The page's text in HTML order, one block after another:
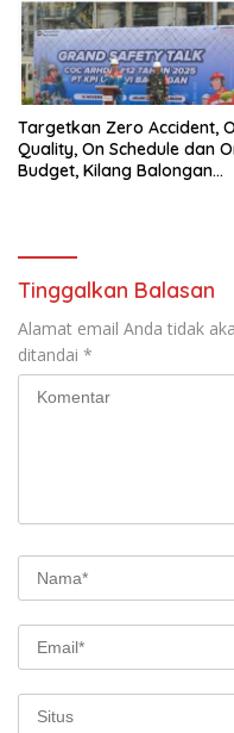
Targetkan Zero Accident,
Quality, On Schedule dan
Budget, Kilang Balongan
Tinggalkan Balasan
Alamat email Anda tidak
ditandai *